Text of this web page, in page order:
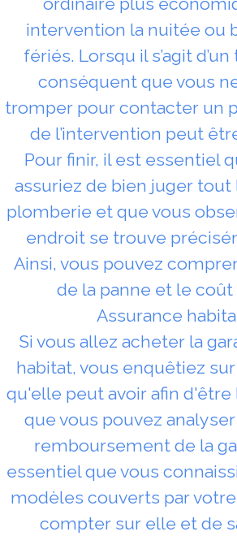
intervention la nuitée ou
fériés. Lorsqu il s’agit
conséquent que vous
tromper pour contacter un
de l’intervention peut
Pour finir, il est essentiel
assuriez de bien juger tout
plomberie et que vous
endroit se trouve
Ainsi, vous pouvez
de la panne et le
Assurance
Si vous allez acheter la
habitat, vous enquêtiez
qu'elle peut avoir afin d'être
que vous pouvez
remboursement de la
essentiel que vous
modèles couverts par
compter sur elle et de